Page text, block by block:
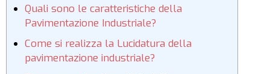
Quali sono le caratteristiche della
Pavimentazione Industriale?
Come si realizza la Lucidatura della
pavimentazione industriale?